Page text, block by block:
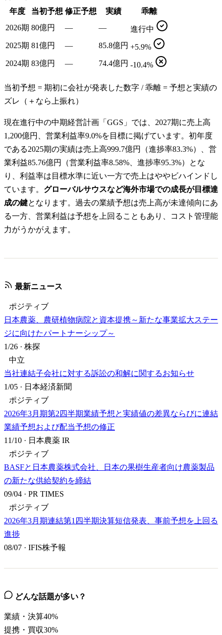
年度
当初予想 修正予想 実績
乖離
2026期 80億円 — —
進行中
2025期 81億円 — 85.8億円 +5.9%
2024期 83億円 — 74.4億円 -10.4%
当初予想 = 期初に会社が発表した数字 / 乖離 = 予想と実績の
ズレ（＋なら上振れ）
現在進行中の中期経営計画「GGS」では、2027期に売上高
1,200億円、営業利益率9.0%を目標に掲げています。初年度
である2025期の実績は売上高999.7億円（進捗率83.3%）、営
業利益85.76億円（営業利益率8.58%、進捗率95.3%）とな
り、利益率は目標水準に近い一方で売上はややビハインドし
ています。 グローバルサウスなど海外市場での成長が目標達
成の鍵となります。過去の業績予想は売上高が未達傾向にあ
る一方、営業利益は予想を上回ることもあり、コスト管理能
力がうかがえます。
最新ニュース
ポジティブ
日本農薬、農研植物病院と資本提携～新たな事業拡大ステー
ジに向けたパートナーシップ～
1/26 · 株探
中立
当社連結子会社に対する訴訟の和解に関するお知らせ
1/05 · 日本経済新聞
ポジティブ
2026年3月期第2四半期業績予想と実績値の差異ならびに連結
業績予想および配当予想の修正
11/10 · 日本農薬 IR
ポジティブ
BASFと日本農薬株式会社、日本の果樹生産者向け農薬製品
の新たな供給契約を締結
09/04 · PR TIMES
ポジティブ
2026年3月期連結第1四半期決算短信発表、事前予想を上回る
進捗
08/07 · IFIS株予報
どんな話題が多い？
業績・決算40%
提携・買収30%